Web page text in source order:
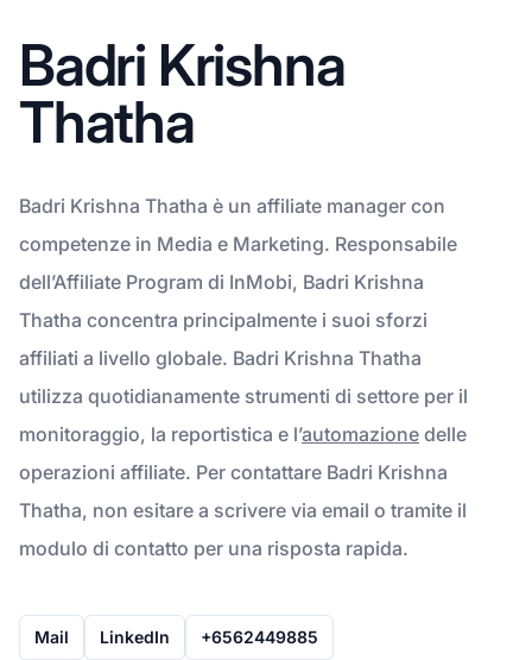
Badri Krishna
Thatha
Badri Krishna Thatha è un affiliate manager con
competenze in Media e Marketing. Responsabile
dell’Affiliate Program di InMobi, Badri Krishna
Thatha concentra principalmente i suoi sforzi
affiliati a livello globale. Badri Krishna Thatha
utilizza quotidianamente strumenti di settore per il
monitoraggio, la reportistica e l’automazione delle
operazioni affiliate. Per contattare Badri Krishna
Thatha, non esitare a scrivere via email o tramite il
modulo di contatto per una risposta rapida.
Mail LinkedIn +6562449885